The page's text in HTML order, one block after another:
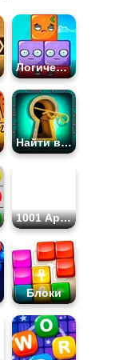
Логические
Найти выход
1001 Арабская Ночь
Блоки